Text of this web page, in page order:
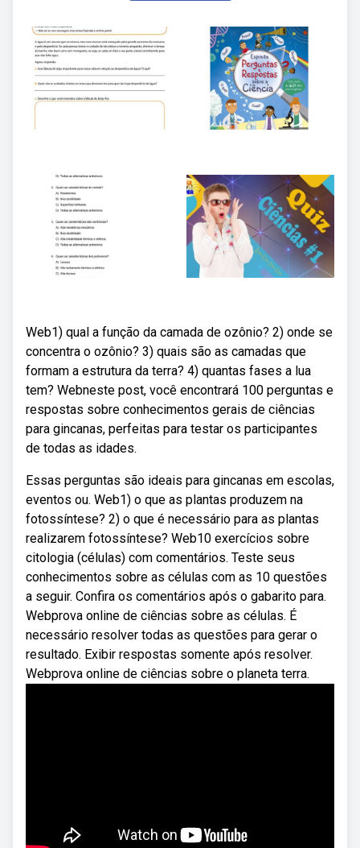
Web1) qual a função da camada de ozônio? 2) onde se
concentra o ozônio? 3) quais são as camadas que
formam a estrutura da terra? 4) quantas fases a lua
tem? Webneste post, você encontrará 100 perguntas e
respostas sobre conhecimentos gerais de ciências
para gincanas, perfeitas para testar os participantes
de todas as idades.
Essas perguntas são ideais para gincanas em escolas,
eventos ou. Web1) o que as plantas produzem na
fotossíntese? 2) o que é necessário para as plantas
realizarem fotossíntese? Web10 exercícios sobre
citologia (células) com comentários. Teste seus
conhecimentos sobre as células com as 10 questões
a seguir. Confira os comentários após o gabarito para.
Webprova online de ciências sobre as células. É
necessário resolver todas as questões para gerar o
resultado. Exibir respostas somente após resolver.
Webprova online de ciências sobre o planeta terra.